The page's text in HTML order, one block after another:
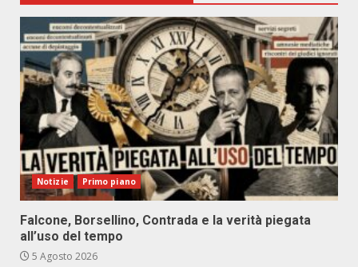
Notizie Primo piano
Falcone, Borsellino, Contrada e la verità piegata
all’uso del tempo
5 Agosto 2026